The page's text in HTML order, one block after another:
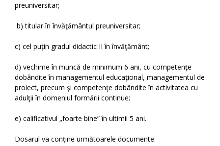
preuniversitar;
b) titular în învăţământul preuniversitar;
c) cel puţin gradul didactic II în învăţământ;
d) vechime în muncă de minimum 6 ani, cu competenţe
dobândite în managementul educaţional, managementul de
proiect, precum şi competenţe dobândite în activitatea cu
adulţii în domeniul formării continue;
e) calificativul „foarte bine” în ultimii 5 ani.
Dosarul va conține următoarele documente: